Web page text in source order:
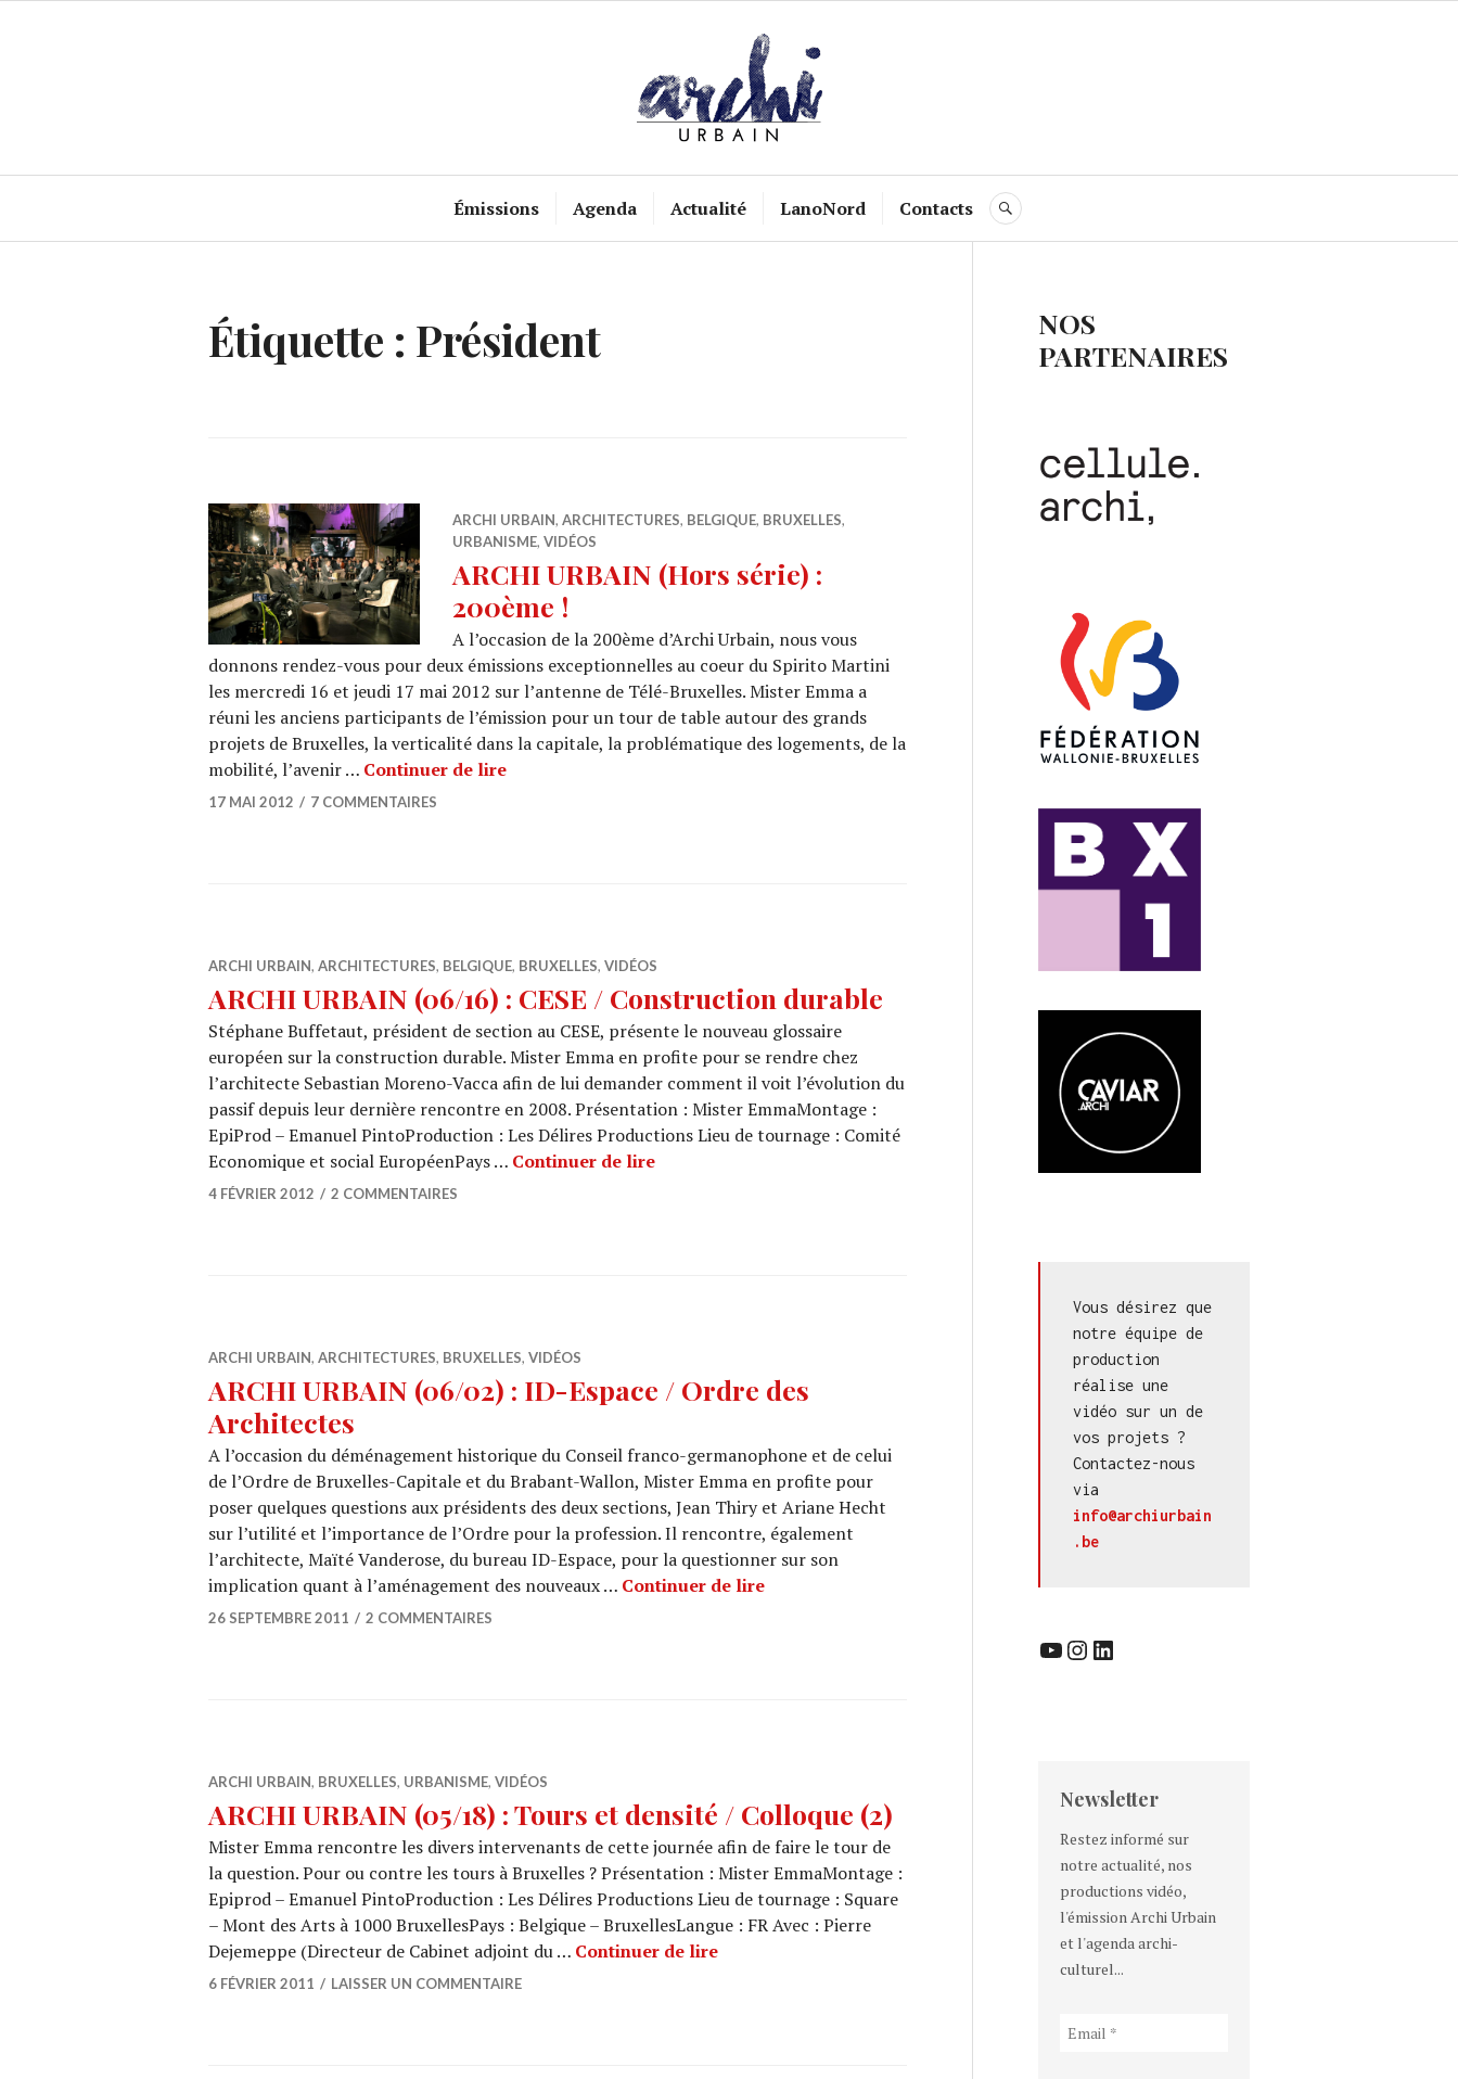
Émissions Agenda Actualité LanoNord Contacts RECHERCHE
Étiquette : Président
ARCHI URBAIN, ARCHITECTURES, BELGIQUE, BRUXELLES,
URBANISME, VIDÉOS
ARCHI URBAIN (Hors série) :
200ème !
A l’occasion de la 200ème d’Archi Urbain, nous vous
donnons rendez-vous pour deux émissions exceptionnelles au coeur du Spirito Martini
les mercredi 16 et jeudi 17 mai 2012 sur l’antenne de Télé-Bruxelles. Mister Emma a
réuni les anciens participants de l’émission pour un tour de table autour des grands
projets de Bruxelles, la verticalité dans la capitale, la problématique des logements, de la
mobilité, l’avenir … Continuer de lireARCHI URBAIN (Hors série) : 200ème !
17 MAI 2012 7 COMMENTAIRES
ARCHI URBAIN, ARCHITECTURES, BELGIQUE, BRUXELLES, VIDÉOS
ARCHI URBAIN (06/16) : CESE / Construction durable
Stéphane Buffetaut, président de section au CESE, présente le nouveau glossaire
européen sur la construction durable. Mister Emma en profite pour se rendre chez
l’architecte Sebastian Moreno-Vacca afin de lui demander comment il voit l’évolution du
passif depuis leur dernière rencontre en 2008. Présentation : Mister EmmaMontage :
EpiProd – Emanuel PintoProduction : Les Délires Productions Lieu de tournage : Comité
Economique et social EuropéenPays … Continuer de lireARCHI URBAIN (06/16) : CESE / Construction durable
4 FÉVRIER 2012 2 COMMENTAIRES
ARCHI URBAIN, ARCHITECTURES, BRUXELLES, VIDÉOS
ARCHI URBAIN (06/02) : ID-Espace / Ordre des
Architectes
A l’occasion du déménagement historique du Conseil franco-germanophone et de celui
de l’Ordre de Bruxelles-Capitale et du Brabant-Wallon, Mister Emma en profite pour
poser quelques questions aux présidents des deux sections, Jean Thiry et Ariane Hecht
sur l’utilité et l’importance de l’Ordre pour la profession. Il rencontre, également
l’architecte, Maïté Vanderose, du bureau ID-Espace, pour la questionner sur son
implication quant à l’aménagement des nouveaux … Continuer de lireARCHI URBAIN (06/02) : ID-Espace / Ordre des Architectes
26 SEPTEMBRE 2011 2 COMMENTAIRES
ARCHI URBAIN, BRUXELLES, URBANISME, VIDÉOS
ARCHI URBAIN (05/18) : Tours et densité / Colloque (2)
Mister Emma rencontre les divers intervenants de cette journée afin de faire le tour de
la question. Pour ou contre les tours à Bruxelles ? Présentation : Mister EmmaMontage :
Epiprod – Emanuel PintoProduction : Les Délires Productions Lieu de tournage : Square
– Mont des Arts à 1000 BruxellesPays : Belgique – BruxellesLangue : FR Avec : Pierre
Dejemeppe (Directeur de Cabinet adjoint du … Continuer de lireARCHI URBAIN (05/18) : Tours et densité / Colloque (2)
6 FÉVRIER 2011 LAISSER UN COMMENTAIRE
NOS
PARTENAIRES
Vous désirez que
notre équipe de
production
réalise une
vidéo sur un de
vos projets ?
Contactez-nous
info@archiurbain
.be
YouTube InstagramLinkedIn
Newsletter
Restez informé sur
notre actualité, nos
productions vidéo,
l'émission Archi Urbain
et l'agenda archi-
culturel...